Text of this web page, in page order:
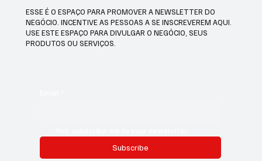
ESSE É O ESPAÇO PARA PROMOVER A NEWSLETTER DO
NEGÓCIO. INCENTIVE AS PESSOAS A SE INSCREVEREM AQUI.
USE ESTE ESPAÇO PARA DIVULGAR O NEGÓCIO, SEUS
PRODUTOS OU SERVIÇOS.
Subscribe